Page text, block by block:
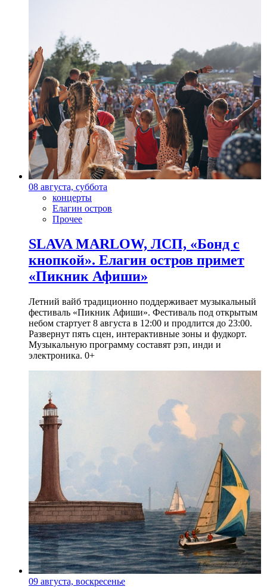
08 августа, суббота
концерты
Елагин остров
Прочее
SLAVA MARLOW, ЛСП, «Бонд с
кнопкой». Елагин остров примет
«Пикник Афиши»
Летний вайб традиционно поддерживает музыкальный
фестиваль «Пикник Афиши». Фестиваль под открытым
небом стартует 8 августа в 12:00 и продлится до 23:00.
Развернут пять сцен, интерактивные зоны и фудкорт.
Музыкальную программу составят рэп, инди и
электроника. 0+
09 августа, воскресенье